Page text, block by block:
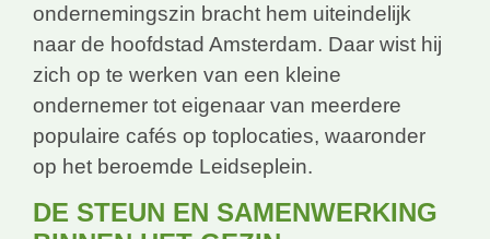
ondernemingszin bracht hem uiteindelijk
naar de hoofdstad Amsterdam. Daar wist hij
zich op te werken van een kleine
ondernemer tot eigenaar van meerdere
populaire cafés op toplocaties, waaronder
op het beroemde Leidseplein.
DE STEUN EN SAMENWERKING